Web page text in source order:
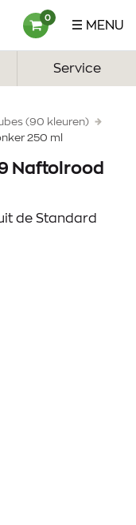
MENU
0
Service
(90 kleuren)
250 ml
Naftolrood
de Standard